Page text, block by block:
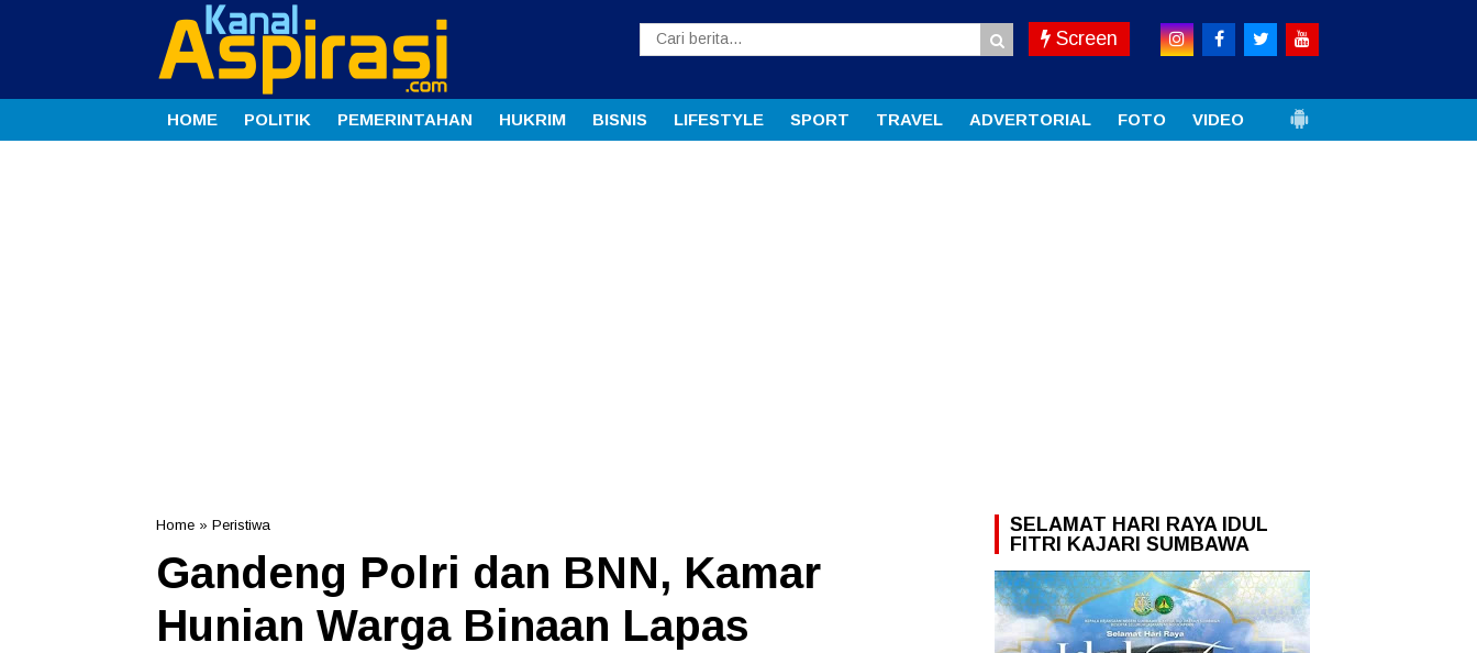
Screen
HOME POLITIK PEMERINTAHAN HUKRIM BISNIS LIFESTYLE SPORT TRAVEL ADVERTORIAL FOTO VIDEO
Home » Peristiwa
Gandeng Polri dan BNN, Kamar
Hunian Warga Binaan Lapas
SELAMAT HARI RAYA IDUL
FITRI KAJARI SUMBAWA